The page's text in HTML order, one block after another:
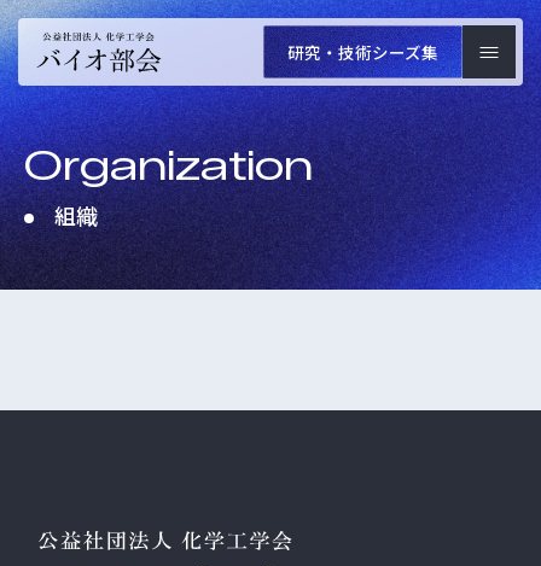
研究・技術シーズ集
Organization
組織